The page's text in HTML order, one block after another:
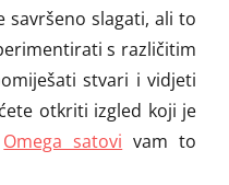
savršeno slagati, ali to
s različitim
stvari i vidjeti
otkriti izgled koji je
Omega satovi vam to